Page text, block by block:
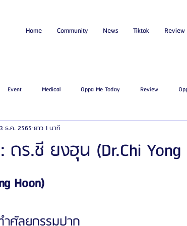
Home Community News Tiktok Review
Event Medical Oppa Me Today Review
พยาบาลศัลยกรรมเอท็อป
ร.ชี ยงฮุน (Dr.Chi Yong
3 ธ.ค. 2565 ยาว 1 นาที
Hoon)
ำศัลยกรรมปาก